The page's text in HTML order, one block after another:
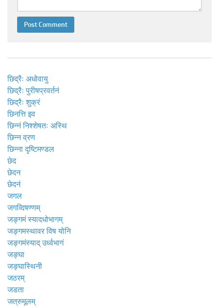
छिद्रैः अधोवायु
छिद्रैः पुरीषप्रवर्तनं
छिद्रैः शुक्रं
छिनत्ति इव
छिन्नं निश्शेषतः अस्थि
छिन्न व्रण
छिन्ना दृष्टिमण्डल
छेद
छेदन
छेदनं
जगल
जगव्दिषण्णम्
जङ्गमं स्यादधोभागम्
जङ्गमस्थावर विष योनि
जङ्गमंस्याद् उर्ध्वभागं
जङ्घा
जङ्घास्थिनी
जठरम्
जडता
जत्रुमूलम्